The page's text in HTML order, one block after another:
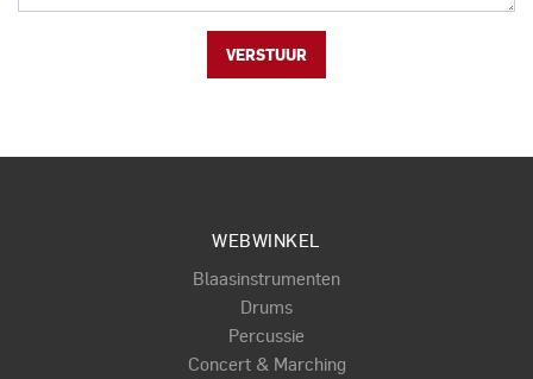
VERSTUUR
WEBWINKEL
Blaasinstrumenten
Drums
Percussie
Concert & Marching